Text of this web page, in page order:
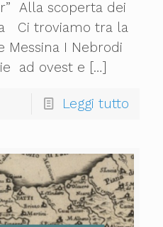
Alla scoperta dei
Ci troviamo tra la
Messina I Nebrodi
ad ovest e […]
Leggi tutto